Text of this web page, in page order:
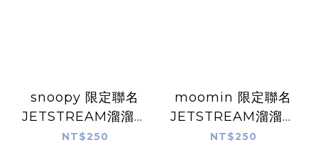
snoopy 限定聯名
JETSTREAM溜溜筆
三色原子筆 0.5油性｜
NT$250
moomin 限定聯名
JETSTREAM溜溜筆
三色原子筆 0.5油性｜
NT$250